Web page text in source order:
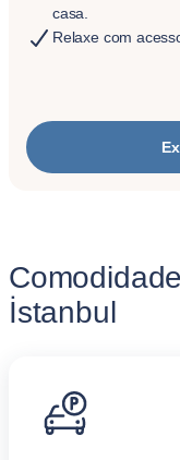
casa.
Relaxe com
İstanbul